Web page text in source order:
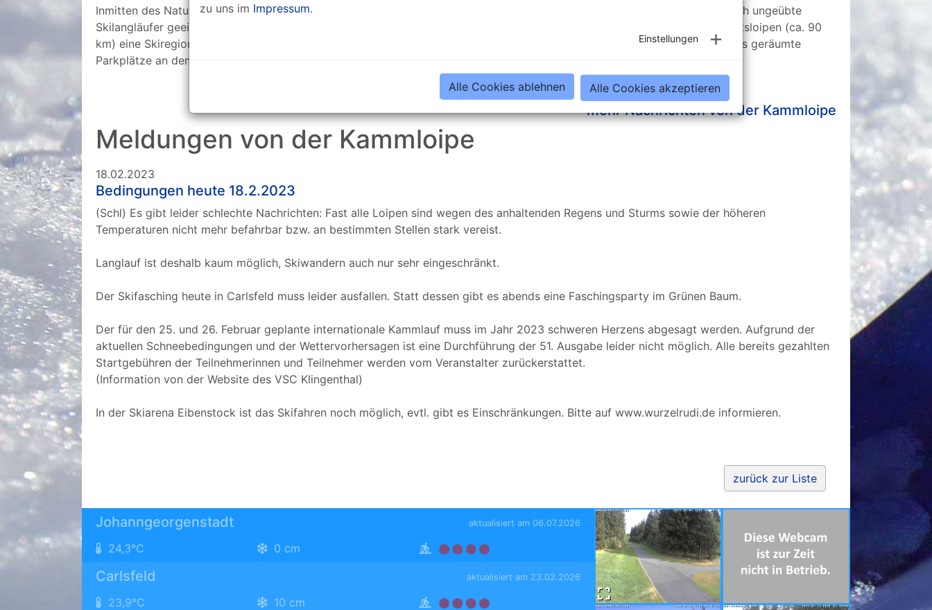
Inmitten des Naturparks Erzgebirge/Vogtland bietet sie auf einer Länge von 36 km beste Bedingungen und ist auch für noch ungeübte
Skilangläufer geeignet. Sie umfasst mit ihren ausgewiesenen 18 Anschlussloipen mit idealen Einstiegsmöglichkeiten und Ortsloipen (ca. 90
km) eine Skiregion von besonderem Reiz. Neben vorzüglicher Spuren ist auch durch entsprechende Beschilderung und stets geräumte
Parkplätze an den Einstiegen für optimalen Skispaß gesorgt.
mehr Nachrichten von der Kammloipe
Meldungen von der Kammloipe
18.02.2023
Bedingungen heute 18.2.2023
(Schl) Es gibt leider schlechte Nachrichten: Fast alle Loipen sind wegen des anhaltenden Regens und Sturms sowie der höheren
Temperaturen nicht mehr befahrbar bzw. an bestimmten Stellen stark vereist.
Langlauf ist deshalb kaum möglich, Skiwandern auch nur sehr eingeschränkt.
Der Skifasching heute in Carlsfeld muss leider ausfallen. Statt dessen gibt es abends eine Faschingsparty im Grünen Baum.
Der für den 25. und 26. Februar geplante internationale Kammlauf muss im Jahr 2023 schweren Herzens abgesagt werden. Aufgrund der
aktuellen Schneebedingungen und der Wettervorhersagen ist eine Durchführung der 51. Ausgabe leider nicht möglich. Alle bereits gezahlten
Startgebühren der Teilnehmerinnen und Teilnehmer werden vom Veranstalter zurückerstattet.
(Information von der Website des VSC Klingenthal)
In der Skiarena Eibenstock ist das Skifahren noch möglich, evtl. gibt es Einschränkungen. Bitte auf www.wurzelrudi.de informieren.
zurück zur Liste
Johanngeorgenstadt aktualisiert am 06.07.2026
24,3°C 0 cm
Carlsfeld aktualisiert am 23.02.2026
23,9°C 10 cm
zu uns im Impressum.
Einstellungen
Alle Cookies ablehnen Alle Cookies akzeptieren